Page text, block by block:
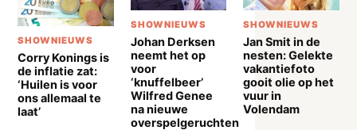
SHOWNIEUWS
Corry Konings is
de inflatie zat:
‘Huilen is voor
ons allemaal te
laat’
SHOWNIEUWS
Johan Derksen
neemt het op
voor
‘knuffelbeer’
Wilfred Genee
na nieuwe
overspelgeruchten
SHOWNIEUWS
Jan Smit in de
nesten: Gelekte
vakantiefoto
gooit olie op het
vuur in
Volendam